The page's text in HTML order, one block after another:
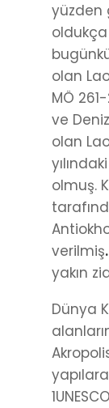
yüzden
olan
MÖ
ve
olan
olmuş.
verilmiş.
yakın
Dünya